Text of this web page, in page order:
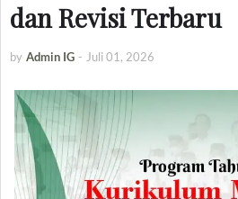
dan Revisi Terbaru
by Admin IG - Juli 01, 2026